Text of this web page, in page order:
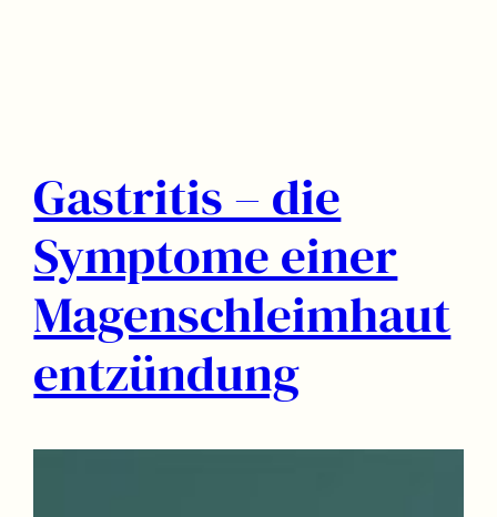
Gastritis – die
Symptome einer
Magenschleimhaut
entzündung